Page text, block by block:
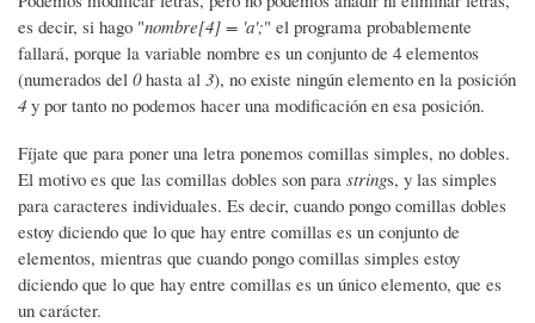
es decir, si hago "nombre[4] = 'a';" el programa probablemente
fallará, porque la variable nombre es un conjunto de 4 elementos
(numerados del 0hasta al 3), no existe ningún elemento en la posición
4 y por tanto no podemos hacer una modificación en esa posición.
Fíjate que para poner una letra ponemos comillas simples, no dobles.
El motivo es que las comillas dobles son para strings, y las simples
para caracteres individuales. Es decir, cuando pongo comillas dobles
estoy diciendo que lo que hay entre comillas es un conjunto de
elementos, mientras que cuando pongo comillas simples estoy
diciendo que lo que hay entre comillas es un único elemento, que es
un carácter.